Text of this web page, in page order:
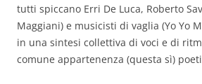
tutti spiccano Erri De Luca, Roberto
Maggiani) e musicisti di vaglia (Yo Yo
in una sintesi collettiva di voci e di
comune appartenenza (questa sì)